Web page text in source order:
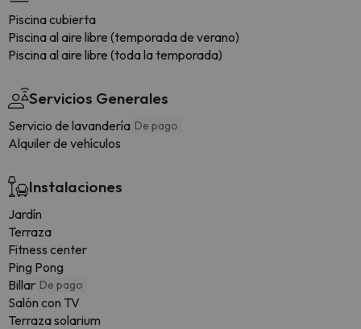
Piscina cubierta
Piscina al aire libre (temporada de verano)
Piscina al aire libre (toda la temporada)
Servicios Generales
Servicio de lavandería De pago
Alquiler de vehículos
Instalaciones
Jardín
Terraza
Fitness center
Ping Pong
Billar De pago
Salón con TV
Terraza solarium